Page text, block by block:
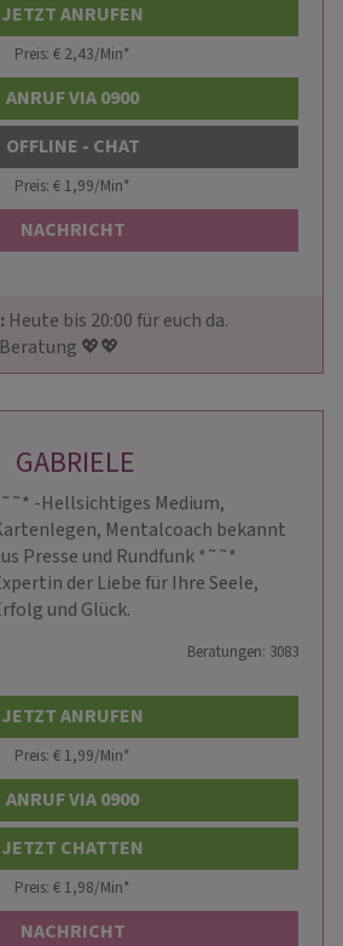
JETZT ANRUFEN
Preis: € 2,43/Min*
ANRUF VIA 0900
OFFLINE - CHAT
Preis: € 1,99/Min*
NACHRICHT
Heute bis 20:00 für euch da.
💖💖
GABRIELE
-Hellsichtiges Medium,
Mentalcoach bekannt
Presse und Rundfunk *˜˜*
der Liebe für Ihre Seele,
und Glück.
Beratungen: 3083
JETZT ANRUFEN
Preis: € 1,99/Min*
ANRUF VIA 0900
JETZT CHATTEN
Preis: € 1,98/Min*
NACHRICHT